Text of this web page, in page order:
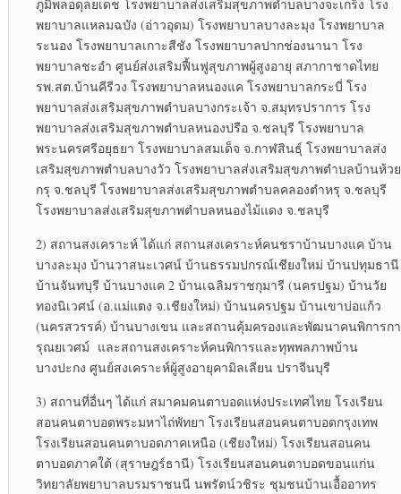
ภูมิพลอดุลยเดช โรงพยาบาลส่งเสริมสุขภาพตำบลบางจะเกร็ง โรง
พยาบาลแหลมฉบัง (อ่าวอุดม) โรงพยาบาลบางละมุง โรงพยาบาล
ระนอง โรงพยาบาลเกาะสีชัง โรงพยาบาลปากช่องนานา โรง
พยาบาลชะอำ ศูนย์ส่งเสริมฟื้นฟูสุขภาพผู้สูงอายุ สภากาชาดไทย
รพ.สต.บ้านคีรีวง โรงพยาบาลหนองแค โรงพยาบาลกระบี่ โรง
พยาบาลส่งเสริมสุขภาพตำบลบางกระเจ้า จ.สมุทรปราการ โรง
พยาบาลส่งเสริมสุขภาพตำบลหนองปรือ จ.ชลบุรี โรงพยาบาล
พระนครศรีอยุธยา โรงพยาบาลสมเด็จ จ.กาฬสินธุ์ โรงพยาบาลส่ง
เสริมสุขภาพตำบลบางวัว โรงพยาบาลส่งเสริมสุขภาพตำบลบ้านห้วย
กรุ จ.ชลบุรี โรงพยาบาลส่งเสริมสุขภาพตำบลคลองตำหรุ จ.ชลบุรี
โรงพยาบาลส่งเสริมสุขภาพตำบลหนองไม้แดง จ.ชลบุรี
2) สถานสงเคราะห์ ได้แก่ สถานสงเคราะห์คนชราบ้านบางแค บ้าน
บางละมุง บ้านวาสนะเวศน์ บ้านธรรมปกรณ์เชียงใหม่ บ้านปทุมธานี
บ้านจันทบุรี บ้านบางแค 2 บ้านเฉลิมราชกุมารี (นครปฐม) บ้านวัย
ทองนิเวศน์ (อ.แม่แตง จ.เชียงใหม่) บ้านนครปฐม บ้านเขาบ่อแก้ว
(นครสวรรค์) บ้านบางเขน และสถานคุ้มครองและพัฒนาคนพิการกา
รุณยเวศม์ และสถานสงเคราะห์คนพิการและทุพพลภาพบ้าน
บางปะกง ศูนย์สงเคราะห์ผู้สูงอายุคามิลเลียน ปราจีนบุรี
3) สถานที่อื่นๆ ได้แก่ สมาคมคนตาบอดแห่งประเทศไทย โรงเรียน
สอนคนตาบอดพระมหาไถ่พัทยา โรงเรียนสอนคนตาบอดกรุงเทพ
โรงเรียนสอนคนตาบอดภาคเหนือ (เชียงใหม่) โรงเรียนสอนคน
ตาบอดภาคใต้ (สุราษฎร์ธานี) โรงเรียนสอนคนตาบอดขอนแก่น
วิทยาลัยพยาบาลบรมราชนนี นพรัตน์วชิระ ชุมชนบ้านเอื้ออาทร